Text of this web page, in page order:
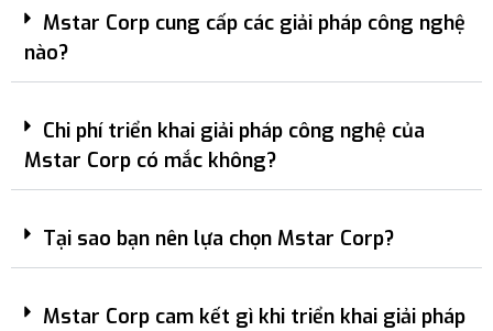
Mstar Corp cung cấp các giải pháp công nghệ
nào?
Chi phí triển khai giải pháp công nghệ của
Mstar Corp có mắc không?
Tại sao bạn nên lựa chọn Mstar Corp?
Mstar Corp cam kết gì khi triển khai giải pháp